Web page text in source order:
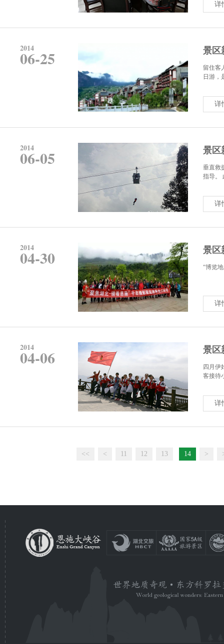
详
2014
06-25 景区
留住客
日游，
详
2014
06-05 景区
垂直救
指导。
详
2014
04-30 景区
“博览
详
2014
04-06 景区
四月伊
客接待
详
<< < 11 12 13 14 >